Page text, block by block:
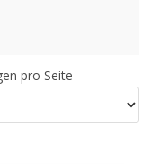
pro Seite